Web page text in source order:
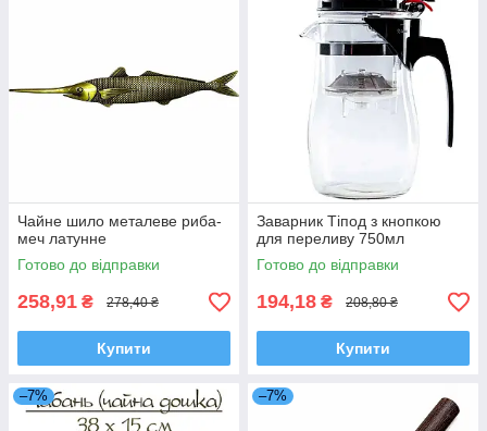
Чайне шило металеве риба-
меч латунне
Готово до відправки
258,91 ₴ 278,40 ₴
Купити
Заварник Тіпод з кнопкою
для переливу 750мл
Готово до відправки
194,18 ₴ 208,80 ₴
Купити
–7% –7%